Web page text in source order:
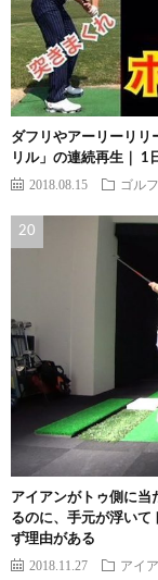
ダフリやアーリーリリ
リル」の連続再生｜ 1
2018.08.15 ゴル
アイアンがトゥ側に当
るのに、手元が浮いて
ず理由がある
2018.11.27 アイ